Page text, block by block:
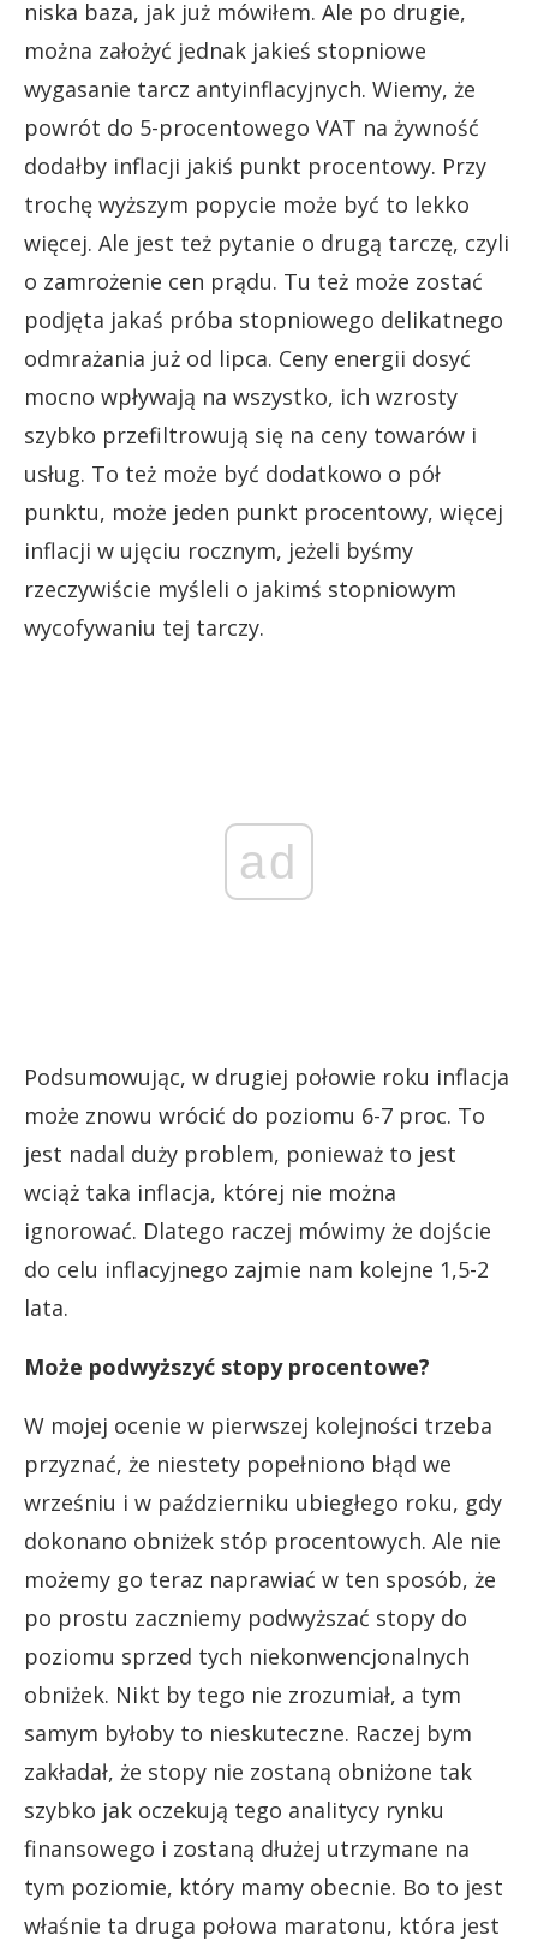
niska baza, jak już mówiłem. Ale po drugie,
można założyć jednak jakieś stopniowe
wygasanie tarcz antyinflacyjnych. Wiemy, że
powrót do 5-procentowego VAT na żywność
dodałby inflacji jakiś punkt procentowy. Przy
trochę wyższym popycie może być to lekko
więcej. Ale jest też pytanie o drugą tarczę, czyli
o zamrożenie cen prądu. Tu też może zostać
podjęta jakaś próba stopniowego delikatnego
odmrażania już od lipca. Ceny energii dosyć
mocno wpływają na wszystko, ich wzrosty
szybko przefiltrowują się na ceny towarów i
usług. To też może być dodatkowo o pół
punktu, może jeden punkt procentowy, więcej
inflacji w ujęciu rocznym, jeżeli byśmy
rzeczywiście myśleli o jakimś stopniowym
wycofywaniu tej tarczy.
ad
Podsumowując, w drugiej połowie roku inflacja
może znowu wrócić do poziomu 6-7 proc. To
jest nadal duży problem, ponieważ to jest
wciąż taka inflacja, której nie można
ignorować. Dlatego raczej mówimy że dojście
do celu inflacyjnego zajmie nam kolejne 1,5-2
lata.
Może podwyższyć stopy procentowe?
W mojej ocenie w pierwszej kolejności trzeba
przyznać, że niestety popełniono błąd we
wrześniu i w październiku ubiegłego roku, gdy
dokonano obniżek stóp procentowych. Ale nie
możemy go teraz naprawiać w ten sposób, że
po prostu zaczniemy podwyższać stopy do
poziomu sprzed tych niekonwencjonalnych
obniżek. Nikt by tego nie zrozumiał, a tym
samym byłoby to nieskuteczne. Raczej bym
zakładał, że stopy nie zostaną obniżone tak
szybko jak oczekują tego analitycy rynku
finansowego i zostaną dłużej utrzymane na
tym poziomie, który mamy obecnie. Bo to jest
właśnie ta druga połowa maratonu, która jest